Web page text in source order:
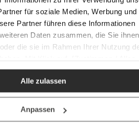
für soziale Medien, Werbung und
Partner führen diese Informationen
Daten zusammen, die Sie ihnen
die sie im Rahmen Ihrer Nutzung
Sie Ihre Einwilligung auch in die
in unserem Shop an unseren
AG (Ebbinghoff 10, 48624
Daten Ihnen nicht persönlich
Alle zulassen
Anpassen